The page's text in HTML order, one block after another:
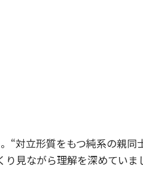
“対立形質をもつ純系の親同
見ながら理解を深めていま